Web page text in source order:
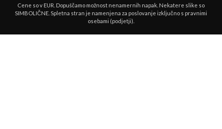
Cene so v EUR. Dopuščamo možnost nenamernih napak. Nekatere slike so
SIMBOLIČNE. Spletna stran je namenjena za poslovanje izključno s pravnimi
osebami (podjetji).